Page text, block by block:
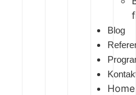
Blog
Home